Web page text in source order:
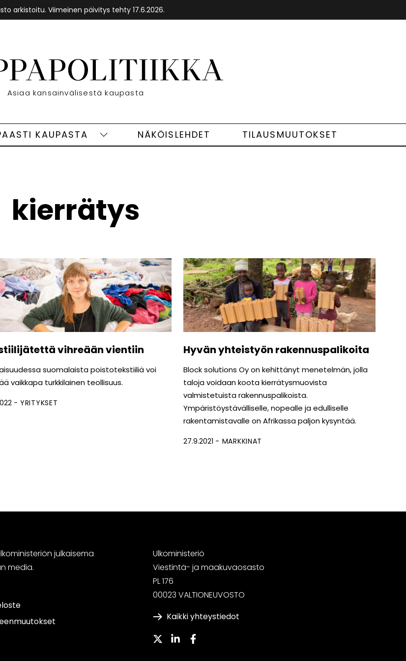
arkistoitu. Viimeinen päivitys tehty 17.6.2026.
Etusivu
Asiaa kansainvälisestä kaupasta
KAUPASTA
VapaastiNÄKÖISLEHDET TILAUSMUUTOKSET
kierrätys
vihreään vientiin
suomalaista poistotekstiiliä voi
vaikkapa turkkilainen teollisuus.
YRITYKSET
Hyvän yhteistyön rakennuspalikoita
Block solutions Oy on kehittänyt menetelmän, jolla
taloja voidaan koota kierrätysmuovista
valmistetuista rakennuspalikoista.
Ympäristöystävälliselle, nopealle ja edulliselle
rakentamistavalle on Afrikassa paljon kysyntää.
27.9.2021 MARKKINAT
julkaisema
media.
Ulkoministeriö
Viestintä- ja maakuvaosasto
PL 176
00023 VALTIONEUVOSTO
Kaikki yhteystiedot